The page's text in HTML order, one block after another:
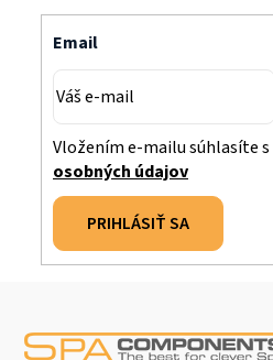
Email
Vložením e-mailu súhlasíte s
osobných údajov
PRIHLÁSIŤ SA